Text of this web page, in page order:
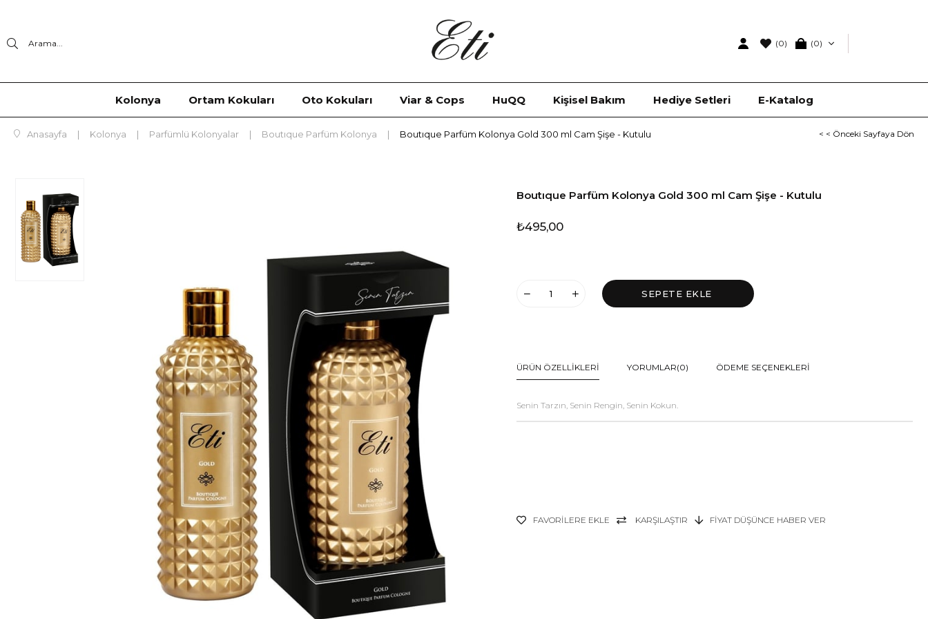
Arama... (0) 0
Kolonya Ortam Kokuları Oto Kokuları Viar & Cops HuQQ Kişisel Bakım Hediye Setleri E-Katalog
Anasayfa Kolonya Parfümlü Kolonyalar Boutıque Parfüm Kolonya Boutıque Parfüm Kolonya Gold 300 ml Cam Şişe - Kutulu < < Önceki Sayfaya Dön
Boutıque Parfüm Kolonya Gold 300 ml Cam Şişe - Kutulu
₺495,00
ÜRÜN ÖZELLIKLERI YORUMLAR(0) ÖDEME SEÇENEKLERI
Senin Tarzın, Senin Rengin, Senin Kokun.
FAVORILERE EKLE KARŞILAŞTIR FIYAT DÜŞÜNCE HABER VER